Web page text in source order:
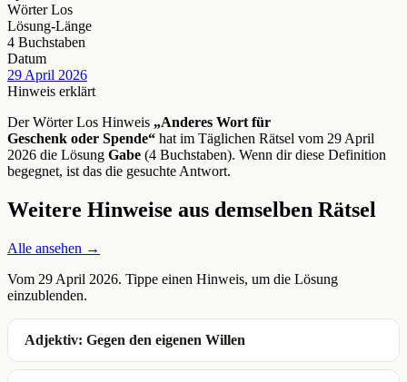
Wörter Los
Lösung-Länge
4 Buchstaben
Datum
29 April 2026
Hinweis erklärt
Der Wörter Los Hinweis „Anderes Wort für
Geschenk oder Spende“ hat im Täglichen Rätsel vom 29 April
2026 die Lösung Gabe (4 Buchstaben). Wenn dir diese Definition
begegnet, ist das die gesuchte Antwort.
Weitere Hinweise aus demselben Rätsel
Alle ansehen →
Vom 29 April 2026. Tippe einen Hinweis, um die Lösung
einzublenden.
Adjektiv: Gegen den eigenen Willen